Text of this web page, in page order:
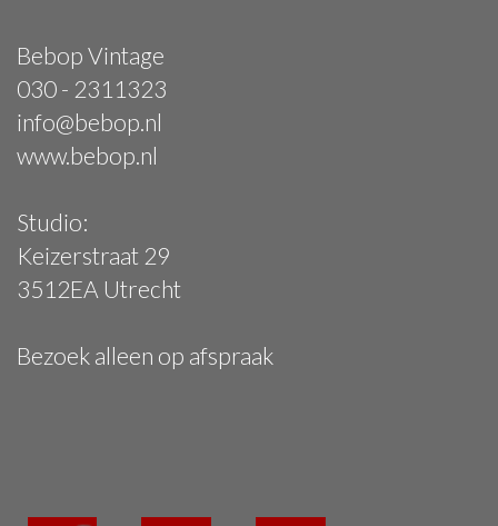
Bebop Vintage
030 - 2311323
info@bebop.nl
www.bebop.nl
Studio:
Keizerstraat 29
3512EA Utrecht
Bezoek alleen op afspraak